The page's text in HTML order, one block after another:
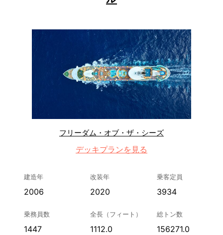
フリーダム・オブ・ザ・シーズ
デッキプランを見る
建造年
2006
改装年
2020
乗客定員
3934
乗務員数
1447
全長（フィート）
1112.0
総トン数
156271.0